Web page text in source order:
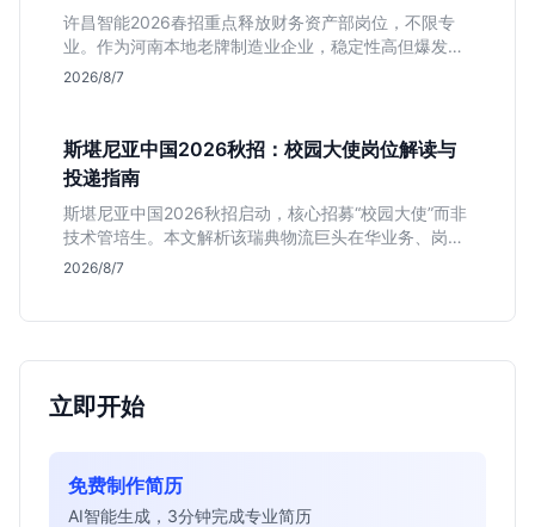
许昌智能2026春招重点释放财务资产部岗位，不限专
业。作为河南本地老牌制造业企业，稳定性高但爆发涨
薪机会少。适合想在本地积累工业场景经验的应届生。
2026/8/7
斯堪尼亚中国2026秋招：校园大使岗位解读与
投递指南
斯堪尼亚中国2026秋招启动，核心招募“校园大使”而非
技术管培生。本文解析该瑞典物流巨头在华业务、岗位
真实职责及不限专业背后的竞争逻辑，助你判断是否值
2026/8/7
立即开始
免费制作简历
AI智能生成，3分钟完成专业简历